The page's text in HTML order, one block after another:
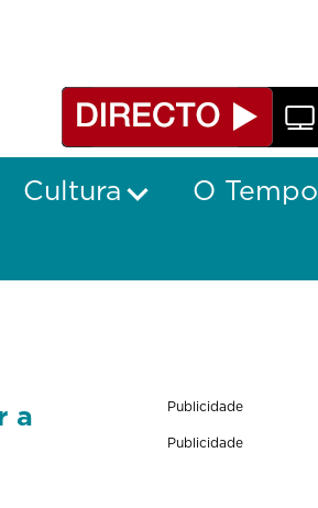
Cultura
O Tempo
a
Publicidade
Publicidade